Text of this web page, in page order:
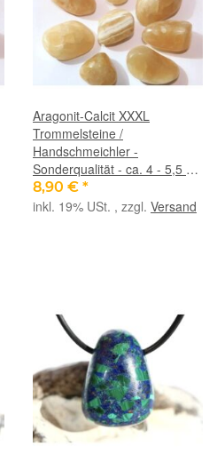
Aragonit-Calcit XXXL
Trommelsteine /
Handschmeichler -
Sonderqualität - ca. 4 - 5,5 cm
/ ca. 20 - 27 g (GKS)
8,90 € *
inkl. 19% USt. , zzgl. Versand